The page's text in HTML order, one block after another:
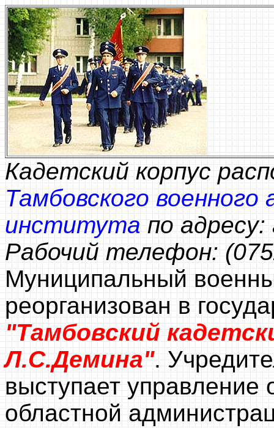
Кадетский корпус
Тамбовского военного
института по
Рабочий телефон:
Муниципальный
реорганизован в
"Тамбовский
Л.С.Демина".
выступает управление
областной